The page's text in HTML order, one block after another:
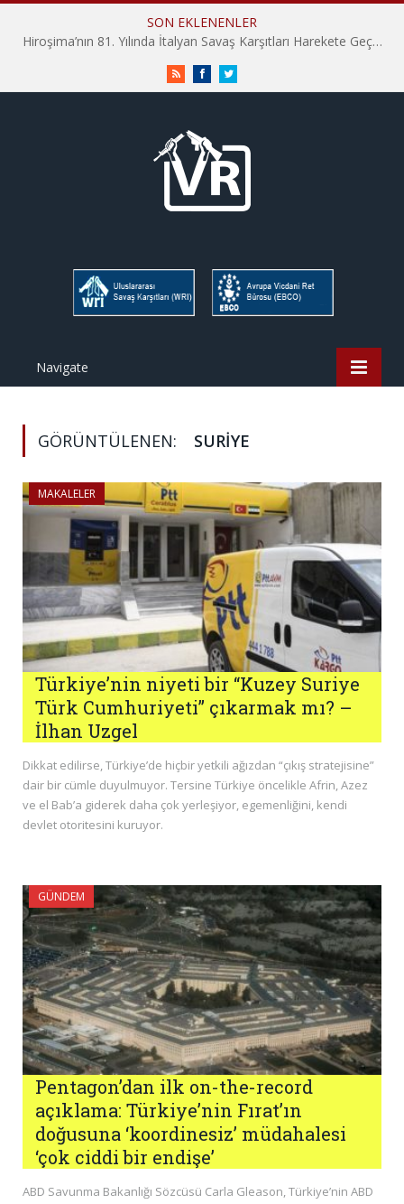
SON EKLENENLER
Hiroşima’nın 81. Yılında İtalyan Savaş Karşıtları Harekete Geçti: “Hatırlamak yeterli değil”
RSS FacebookTwitter
Navigate
GÖRÜNTÜLENEN: SURIYE
MAKALELER
Türkiye’nin niyeti bir “Kuzey Suriye
Türk Cumhuriyeti” çıkarmak mı? –
İlhan Uzgel
Dikkat edilirse, Türkiye’de hiçbir yetkili ağızdan “çıkış stratejisine”
dair bir cümle duyulmuyor. Tersine Türkiye öncelikle Afrin, Azez
ve el Bab’a giderek daha çok yerleşiyor, egemenliğini, kendi
devlet otoritesini kuruyor.
GÜNDEM
Pentagon’dan ilk on-the-record
açıklama: Türkiye’nin Fırat’ın
doğusuna ‘koordinesiz’ müdahalesi
‘çok ciddi bir endişe’
ABD Savunma Bakanlığı Sözcüsü Carla Gleason, Türkiye’nin ABD